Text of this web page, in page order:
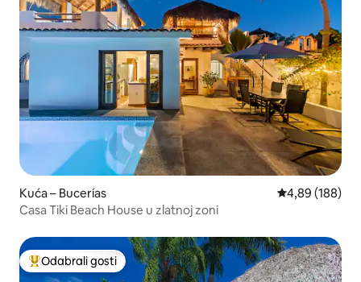
Kuća – Bucerías Prosječna
4,89 (188)
Casa Tiki Beach House u zlatnoj zoni
Među najviše rangiranima s oznakom „Odabrali gosti”
Odabrali gosti